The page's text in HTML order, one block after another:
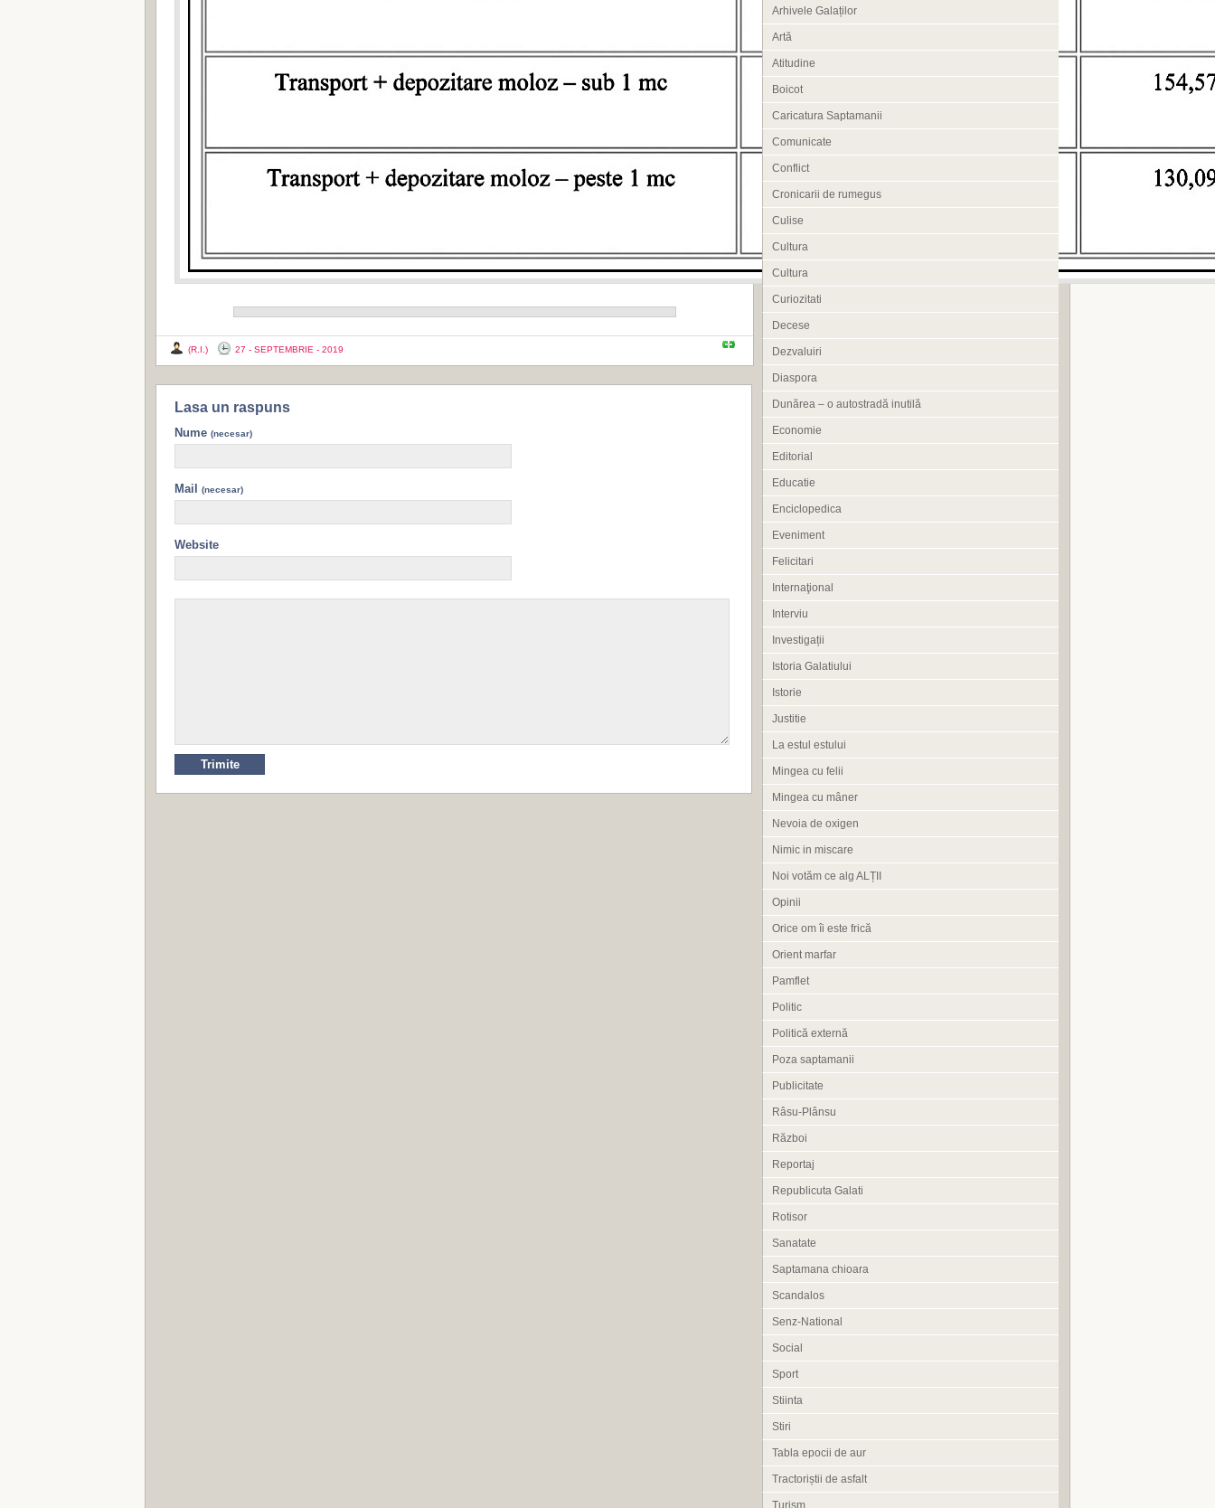
(R.I.) 27 - SEPTEMBRIE - 2019
Lasa un raspuns
Nume (necesar)
Mail (necesar)
Website
Arhivele Galaților
Artă
Atitudine
Boicot
Caricatura Saptamanii
Comunicate
Conflict
Cronicarii de rumegus
Culise
Cultura
Cultura
Curiozitati
Decese
Dezvaluiri
Diaspora
Dunărea – o autostradă inutilă
Economie
Editorial
Educatie
Enciclopedica
Eveniment
Felicitari
Internaţional
Interviu
Investigații
Istoria Galatiului
Istorie
Justitie
La estul estului
Mingea cu felii
Mingea cu mâner
Nevoia de oxigen
Nimic in miscare
Noi votăm ce alg ALȚII
Opinii
Orice om îi este frică
Orient marfar
Pamflet
Politic
Politică externă
Poza saptamanii
Publicitate
Râsu-Plânsu
Război
Reportaj
Republicuta Galati
Rotisor
Sanatate
Saptamana chioara
Scandalos
Senz-National
Social
Sport
Stiinta
Stiri
Tabla epocii de aur
Tractoriștii de asfalt
Turism